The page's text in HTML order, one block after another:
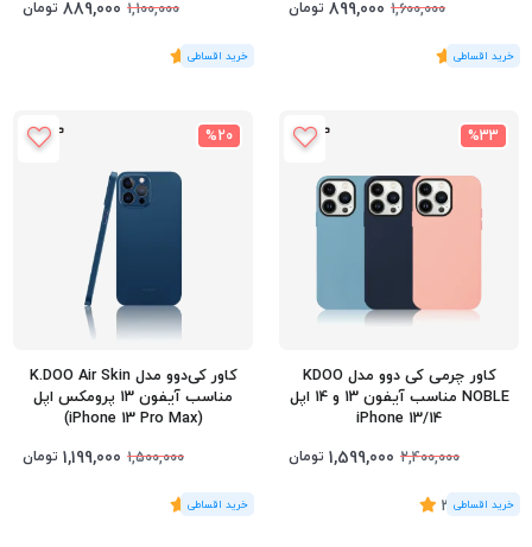
1,600,000
899,000 تومان
(1رای)
5
1,100,000
889,000 تومان
(1رای)
5
%33
کاور چرمی کی‌ دوو مدل KDOO
NOBLE مناسب آیفون 13 و 14 اپل
iPhone 13/14
2,400,000
1,599,000 تومان
(2 رای)
3.5
%20
کاور کی‌دوو مدل K.DOO Air Skin
مناسب آیفون 13 پرومکس اپل
(iPhone 13 Pro Max)
1,500,000
1,199,000 تومان
(1رای)
5